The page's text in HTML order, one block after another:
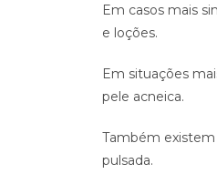
Em casos mais
e loções.
Em situações
pele acneica.
Também
pulsada.